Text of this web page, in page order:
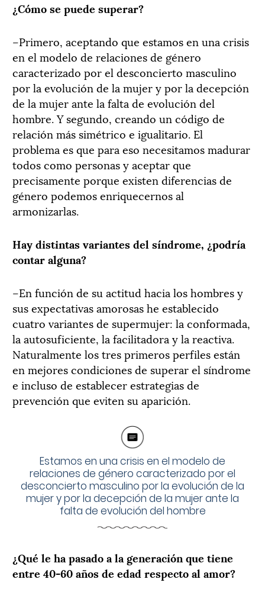
¿Cómo se puede superar?
–Primero, aceptando que estamos en una crisis
en el modelo de relaciones de género
caracterizado por el desconcierto masculino
por la evolución de la mujer y por la decepción
de la mujer ante la falta de evolución del
hombre. Y segundo, creando un código de
relación más simétrico e igualitario. El
problema es que para eso necesitamos madurar
todos como personas y aceptar que
precisamente porque existen diferencias de
género podemos enriquecernos al
armonizarlas.
Hay distintas variantes del síndrome, ¿podría
contar alguna?
–En función de su actitud hacia los hombres y
sus expectativas amorosas he establecido
cuatro variantes de supermujer: la conformada,
la autosuficiente, la facilitadora y la reactiva.
Naturalmente los tres primeros perfiles están
en mejores condiciones de superar el síndrome
e incluso de establecer estrategias de
prevención que eviten su aparición.
Estamos en una crisis en el modelo de
relaciones de género caracterizado por el
desconcierto masculino por la evolución de la
mujer y por la decepción de la mujer ante la
falta de evolución del hombre
¿Qué le ha pasado a la generación que tiene
entre 40-60 años de edad respecto al amor?